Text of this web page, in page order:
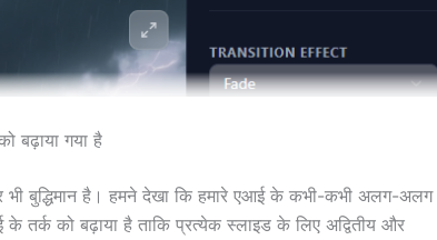
बढ़ाया गया है
बुद्धिमान है। हमने देखा कि हमारे एआई के कभी-कभी अलग-अलग
के तर्क को बढ़ाया है ताकि प्रत्येक स्लाइड के लिए अद्वितीय और